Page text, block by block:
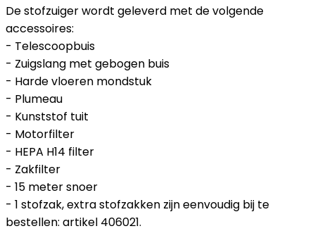
De stofzuiger wordt geleverd met de volgende
accessoires:
- Telescoopbuis
- Zuigslang met gebogen buis
- Harde vloeren mondstuk
- Plumeau
- Kunststof tuit
- Motorfilter
- HEPA H14 filter
- Zakfilter
- 15 meter snoer
- 1 stofzak, extra stofzakken zijn eenvoudig bij te
bestellen: artikel 406021.